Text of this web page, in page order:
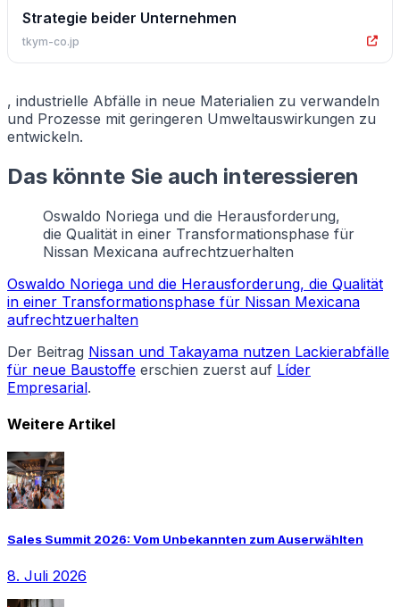
Strategie beider Unternehmen
tkym-co.jp
, industrielle Abfälle in neue Materialien zu verwandeln
und Prozesse mit geringeren Umweltauswirkungen zu
entwickeln.
Das könnte Sie auch interessieren
Oswaldo Noriega und die Herausforderung,
die Qualität in einer Transformationsphase für
Nissan Mexicana aufrechtzuerhalten
Oswaldo Noriega und die Herausforderung, die Qualität
in einer Transformationsphase für Nissan Mexicana
aufrechtzuerhalten
Der Beitrag Nissan und Takayama nutzen Lackierabfälle
für neue Baustoffe erschien zuerst auf Líder
Empresarial.
Weitere Artikel
Sales Summit 2026: Vom Unbekannten zum Auserwählten
8. Juli 2026